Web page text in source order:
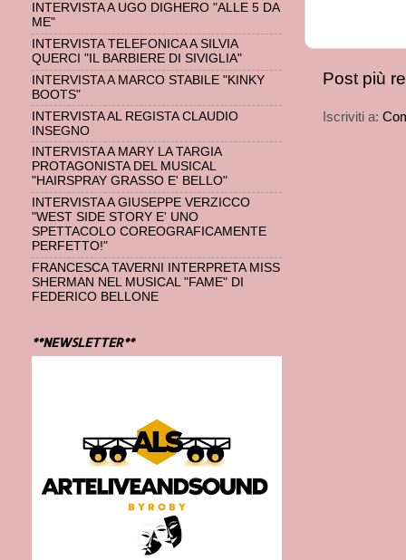
Post più
Iscriviti a:
INTERVISTA A UGO DIGHERO "ALLE 5 DA
ME"
INTERVISTA TELEFONICA A SILVIA
QUERCI "IL BARBIERE DI SIVIGLIA"
INTERVISTA A MARCO STABILE "KINKY
BOOTS"
INTERVISTA AL REGISTA CLAUDIO
INSEGNO
INTERVISTA A MARY LA TARGIA
PROTAGONISTA DEL MUSICAL
"HAIRSPRAY GRASSO E' BELLO"
INTERVISTA A GIUSEPPE VERZICCO
"WEST SIDE STORY E' UNO
SPETTACOLO COREOGRAFICAMENTE
PERFETTO!"
FRANCESCA TAVERNI INTERPRETA MISS
SHERMAN NEL MUSICAL "FAME" DI
FEDERICO BELLONE
**NEWSLETTER**